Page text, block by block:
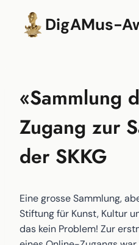
springen
DigAMus-
«Sammlung
Zugang zur
der SKKG
Eine grosse Sammlung,
Stiftung für Kunst, Kultur
das kein Problem! Zur